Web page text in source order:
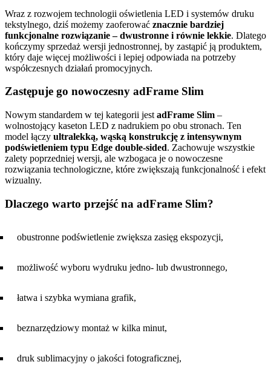
Wraz z rozwojem technologii oświetlenia LED i systemów druku
tekstylnego, dziś możemy zaoferować znacznie bardziej
funkcjonalne rozwiązanie – dwustronne i równie lekkie. Dlatego
kończymy sprzedaż wersji jednostronnej, by zastąpić ją produktem,
który daje więcej możliwości i lepiej odpowiada na potrzeby
współczesnych działań promocyjnych.
Zastępuje go nowoczesny adFrame Slim
Nowym standardem w tej kategorii jest adFrame Slim –
wolnostojący kaseton LED z nadrukiem po obu stronach. Ten
model łączy ultralekką, wąską konstrukcję z intensywnym
podświetleniem typu Edge double-sided. Zachowuje wszystkie
zalety poprzedniej wersji, ale wzbogaca je o nowoczesne
rozwiązania technologiczne, które zwiększają funkcjonalność i efekt
wizualny.
Dlaczego warto przejść na adFrame Slim?
obustronne podświetlenie zwiększa zasięg ekspozycji,
możliwość wyboru wydruku jedno- lub dwustronnego,
łatwa i szybka wymiana grafik,
beznarzędziowy montaż w kilka minut,
druk sublimacyjny o jakości fotograficznej,